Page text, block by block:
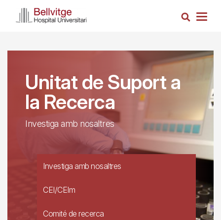
Cerca
Unitat de Suport a
la Recerca
Investiga amb nosaltres
Investiga amb nosaltres
CEI/CEIm
Comité de recerca